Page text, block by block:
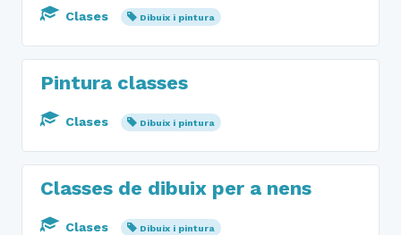
Clases Dibuix i pintura
Pintura classes
Clases Dibuix i pintura
Classes de dibuix per a nens
Clases Dibuix i pintura